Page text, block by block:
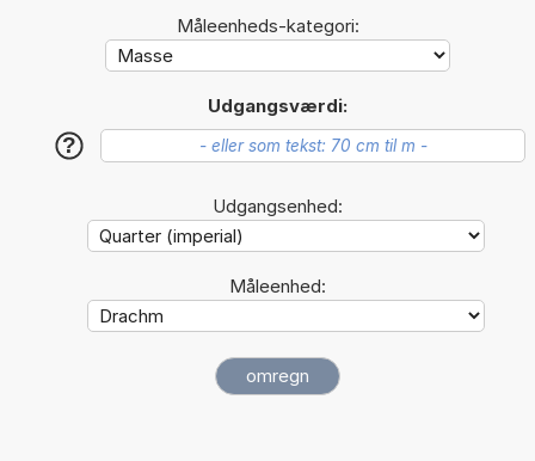
Måleenheds-kategori:
Udgangsværdi:
?
Udgangsenhed:
Måleenhed: